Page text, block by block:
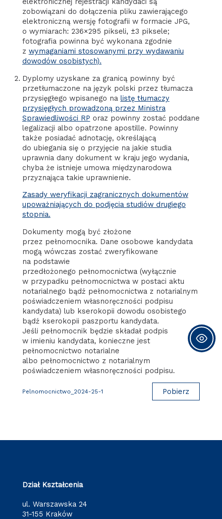
zobowiązani do dołączenia pliku zawierającego
elektroniczną wersję fotografii w formacie JPG,
o wymiarach: 236×295 pikseli, ±3 piksele;
fotografia powinna być wykonana zgodnie
z wymaganiami stosowanymi przy wydawaniu
dowodów osobistych).
Dyplomy uzyskane za granicą powinny być
przetłumaczone na język polski przez tłumacza
przysięgłego wpisanego na listę tłumaczy
przysięgłych prowadzoną przez Ministra
Sprawiedliwości RP oraz powinny zostać poddane
legalizacji albo opatrzone apostille. Powinny
także posiadać adnotację, określającą
do ubiegania się o przyjęcie na jakie studia
uprawnia dany dokument w kraju jego wydania,
chyba że istnieje umowa międzynarodowa
przyznająca takie uprawnienie.
Zasady weryfikacji zagranicznych dokumentów
upoważniających do podjęcia studiów drugiego
stopnia.
Dokumenty mogą być złożone
przez pełnomocnika. Dane osobowe kandydata
mogą wówczas zostać zweryfikowane
na podstawie
przedłożonego pełnomocnictwa (wyłącznie
w przypadku pełnomocnictwa w postaci aktu
notarialnego bądź pełnomocnictwa z notarialnym
poświadczeniem własnoręczności podpisu
kandydata) lub kserokopii dowodu osobistego
bądź kserokopii paszportu kandydata.
Jeśli pełnomocnik będzie składał podpis
w imieniu kandydata, konieczne jest
pełnomocnictwo notarialne
albo pełnomocnictwo z notarialnym
poświadczeniem własnoręczności podpisu.
Pelnomocnictwo_2024-25-1 Pobierz
Dział Kształcenia
ul. Warszawska 24
31-155 Kraków